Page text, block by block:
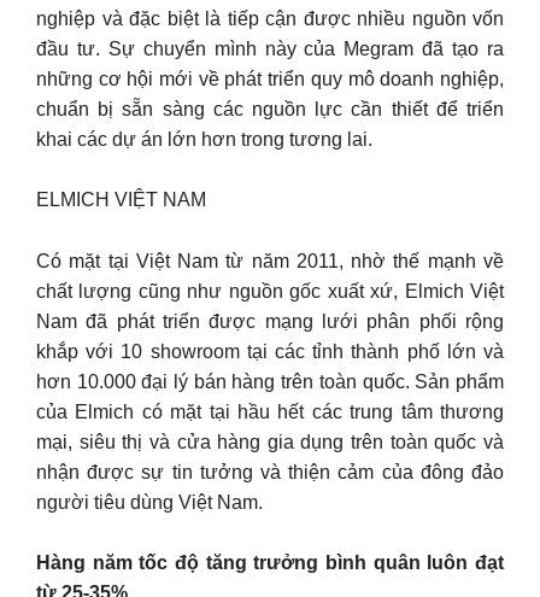
nghiệp và đặc biệt là tiếp cận được nhiều nguồn vốn
đầu tư. Sự chuyển mình này của Megram đã tạo ra
những cơ hội mới về phát triển quy mô doanh nghiệp,
chuẩn bị sẵn sàng các nguồn lực cần thiết để triển
khai các dự án lớn hơn trong tương lai.
ELMICH VIỆT NAM
Có mặt tại Việt Nam từ năm 2011, nhờ thế mạnh về
chất lượng cũng như nguồn gốc xuất xứ, Elmich Việt
Nam đã phát triển được mạng lưới phân phối rộng
khắp với 10 showroom tại các tỉnh thành phố lớn và
hơn 10.000 đại lý bán hàng trên toàn quốc. Sản phẩm
của Elmich có mặt tại hầu hết các trung tâm thương
mại, siêu thị và cửa hàng gia dụng trên toàn quốc và
nhận được sự tin tưởng và thiện cảm của đông đảo
người tiêu dùng Việt Nam.
Hàng năm tốc độ tăng trưởng bình quân luôn đạt
từ 25-35%.